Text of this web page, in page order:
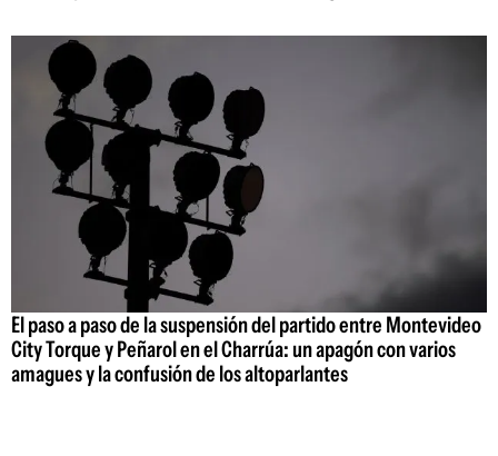
El paso a paso de la suspensión del partido entre Montevideo
City Torque y Peñarol en el Charrúa: un apagón con varios
amagues y la confusión de los altoparlantes